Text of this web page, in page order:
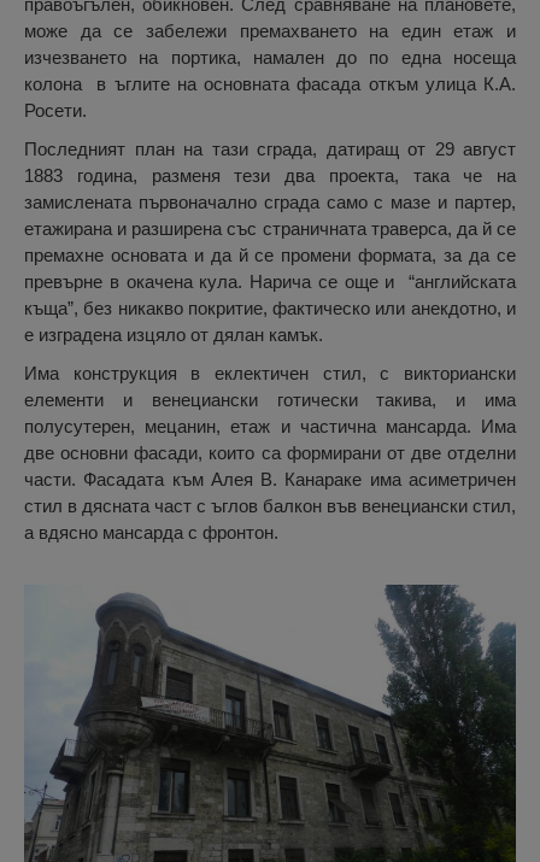
правоъгълен, обикновен. След сравняване на плановете,
може да се забележи премахването на един етаж и
изчезването на портика, намален до по една носеща
колона в ъглите на основната фасада откъм улица К.А.
Росети.
Последният план на тази сграда, датиращ от 29 август
1883 година, разменя тези два проекта, така че на
замислената първоначално сграда само с мазе и партер,
етажирана и разширена със страничната траверса, да й се
премахне основата и да й се промени формата, за да се
превърне в окачена кула. Нарича се още и “английската
къща”, без никакво покритие, фактическо или анекдотно, и
е изградена изцяло от дялан камък.
Има конструкция в еклектичен стил, с викториански
елементи и венециански готически такива, и има
полусутерен, мецанин, етаж и частична мансарда. Има
две основни фасади, които са формирани от две отделни
части. Фасадата към Алея В. Канараке има асиметричен
стил в дясната част с ъглов балкон във венециански стил,
а вдяснo мансарда с фронтон.